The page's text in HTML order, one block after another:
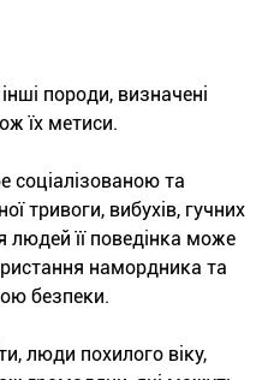
породи, визначені
їх метиси.
соціалізованою та
тривоги, вибухів, гучних
людей її поведінка може
намордника та
безпеки.
люди похилого віку,